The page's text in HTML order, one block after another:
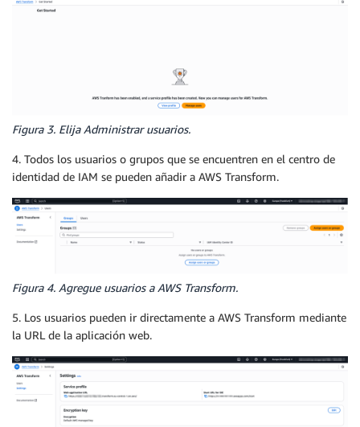
Figura 3. Elija Administrar usuarios.
4. Todos los usuarios o grupos que se encuentren en el centro de
identidad de IAM se pueden añadir a AWS Transform.
Figura 4. Agregue usuarios a AWS Transform.
5. Los usuarios pueden ir directamente a AWS Transform mediante
la URL de la aplicación web.